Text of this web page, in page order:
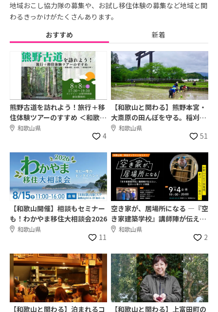
地域おこし協力隊の募集や、お試し移住体験の募集など地域と関
わるきっかけがたくさんあります。
おすすめ
新着
熊野古道を訪れよう！旅行＋移
住体験ツアーのすすめ ＜和歌
山・奈良・三重・紀宝町＞
和歌山県
4
【和歌山と関わる】熊野本宮・
大斎原の田んぼを守る。稲刈り
関係人口プロジェクト！
和歌山県
51
【和歌山開催】相談もセミナー
も！わかやま移住大相談会2026
和歌山県
11
空き家が、居場所になる ―『空
き家建築学校』講師陣が伝えた
い、住まいと場づくり実践―
和歌山県
2
【和歌山と関わる】泊まれるコ 【和歌山と関わる】上富田町の